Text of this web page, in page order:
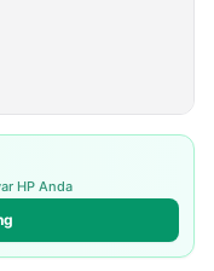
HP Anda